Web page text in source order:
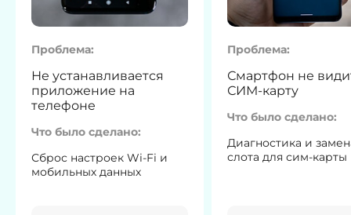
Проблема:
Не устанавливается
приложение на
телефоне
Что было сделано:
Сброс настроек Wi-Fi и
мобильных данных
Проблема:
Смартфон не
СИМ-карту
Что было сделано:
Диагностика и
слота для сим-карты